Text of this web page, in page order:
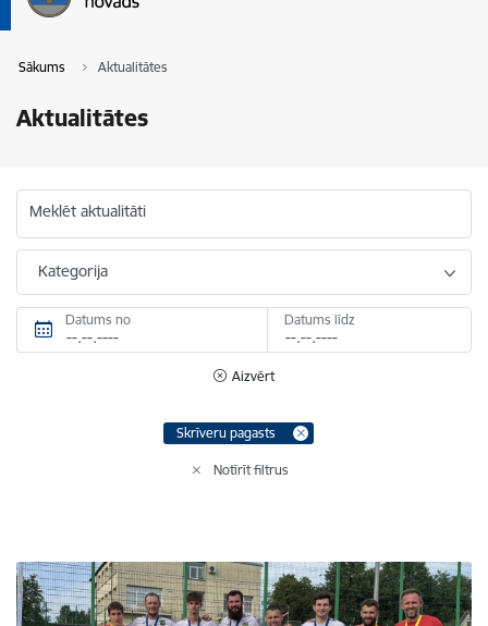
Sākums Aktualitātes
Aktualitātes
Meklēt aktualitāti
Kategorija
Datums no Datums līdz
Aizvērt
Skrīveru pagasts
Notīrīt filtrus